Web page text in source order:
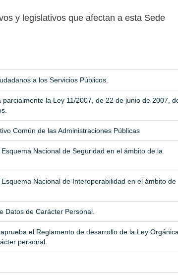
y legislativos que afectan a esta Sede
a los Servicios Públicos.
la Ley 11/2007, de 22 de junio de 2007,
Común de las Administraciones Públicas
Nacional de Seguridad en el ámbito de la
Nacional de Interoperabilidad en el ámbito de
Datos de Carácter Personal.
el Reglamento de desarrollo de la Ley Orgánica
personal.